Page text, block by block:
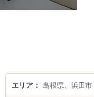
エリア 島根県、浜田市